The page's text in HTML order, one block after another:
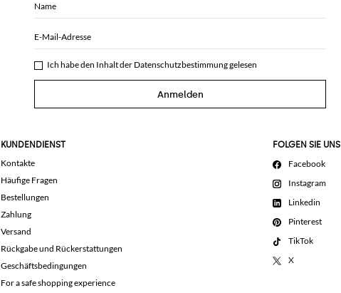
Name
E-Mail-Adresse
Ich habe den Inhalt der Datenschutzbestimmunggelesen
Anmelden
KUNDENDIENST
Kontakte
Häufige Fragen
Bestellungen
Zahlung
Versand
Rückgabe und Rückerstattungen
Geschäftsbedingungen
For a safe shopping experience
FOLGEN SIE UNS
Facebook
Instagram
Linkedin
Pinterest
TikTok
X